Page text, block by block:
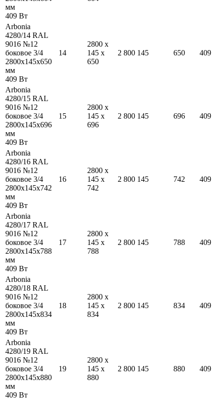
мм
409 Вт
Arbonia
4280/14 RAL
9016 №12
боковое 3/4
2800x145x650
мм
409 Вт
14
2800 x
145 x
650
2 800 145 650 409
Arbonia
4280/15 RAL
9016 №12
боковое 3/4
2800x145x696
мм
409 Вт
15
2800 x
145 x
696
2 800 145 696 409
Arbonia
4280/16 RAL
9016 №12
боковое 3/4
2800x145x742
мм
409 Вт
16
2800 x
145 x
742
2 800 145 742 409
Arbonia
4280/17 RAL
9016 №12
боковое 3/4
2800x145x788
мм
409 Вт
17
2800 x
145 x
788
2 800 145 788 409
Arbonia
4280/18 RAL
9016 №12
боковое 3/4
2800x145x834
мм
409 Вт
18
2800 x
145 x
834
2 800 145 834 409
Arbonia
4280/19 RAL
9016 №12
боковое 3/4
2800x145x880
мм
409 Вт
19
2800 x
145 x
880
2 800 145 880 409